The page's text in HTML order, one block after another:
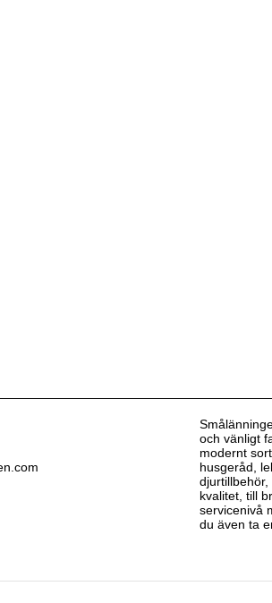
och vänligt
modernt
husgeråd,
kvalitet, till
servicenivå
du även ta